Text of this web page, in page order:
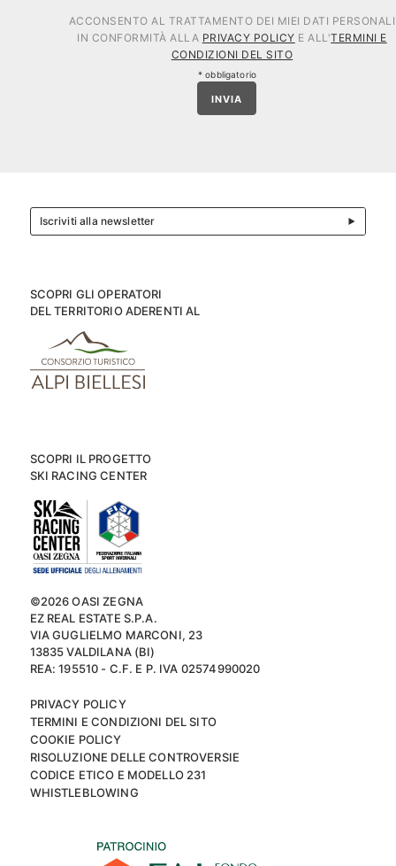
ACCONSENTO AL TRATTAMENTO DEI MIEI DATI PERSONALI
IN CONFORMITÀ ALLA PRIVACY POLICY E ALL'TERMINI E
CONDIZIONI DEL SITO
* obbligatorio
INVIA
Iscriviti alla newsletter
SCOPRI GLI OPERATORI
DEL TERRITORIO ADERENTI AL
SCOPRI IL PROGETTO
SKI RACING CENTER
©2026 OASI ZEGNA
EZ REAL ESTATE S.P.A.
VIA GUGLIELMO MARCONI, 23
13835 VALDILANA (BI)
REA: 195510 - C.F. E P. IVA 02574990020
PRIVACY POLICY
TERMINI E CONDIZIONI DEL SITO
COOKIE POLICY
RISOLUZIONE DELLE CONTROVERSIE
CODICE ETICO E MODELLO 231
WHISTLEBLOWING